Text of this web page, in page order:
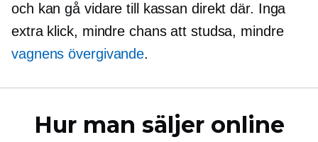
och kan gå vidare till kassan direkt där. Inga
extra klick, mindre chans att studsa, mindre
vagnens övergivande.
Hur man säljer online